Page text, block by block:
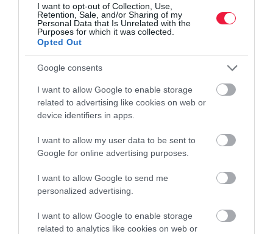
I want to opt-out of Collection, Use,
Retention, Sale, and/or Sharing of my
Personal Data that Is Unrelated with the
Purposes for which it was collected.
Opted Out
Google consents
I want to allow Google to enable storage
related to advertising like cookies on web or
device identifiers in apps.
I want to allow my user data to be sent to
Google for online advertising purposes.
I want to allow Google to send me
personalized advertising.
I want to allow Google to enable storage
related to analytics like cookies on web or
Megvannak a Skoda Epiq magyar árai. Most kedvezménnyel 12,4
millió forintért elérhető, de ősszel jön egy 10 millió forint alatti
verzió is.